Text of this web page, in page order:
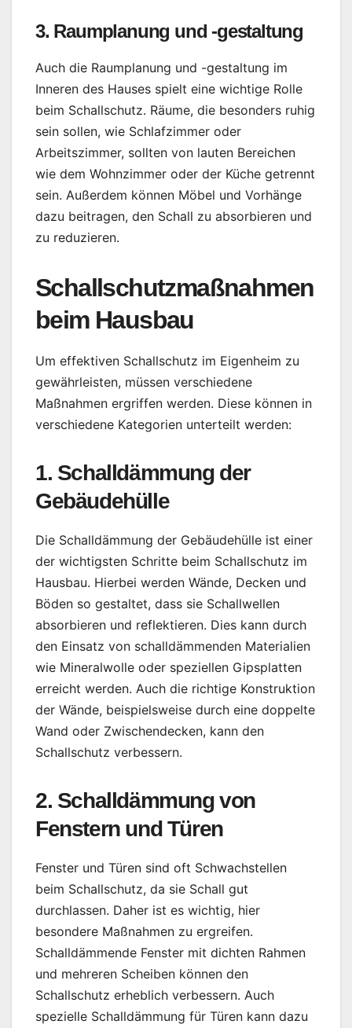
3. Raumplanung und -gestaltung
Auch die Raumplanung und -gestaltung im
Inneren des Hauses spielt eine wichtige Rolle
beim Schallschutz. Räume, die besonders ruhig
sein sollen, wie Schlafzimmer oder
Arbeitszimmer, sollten von lauten Bereichen
wie dem Wohnzimmer oder der Küche getrennt
sein. Außerdem können Möbel und Vorhänge
dazu beitragen, den Schall zu absorbieren und
zu reduzieren.
Schallschutzmaßnahmen
beim Hausbau
Um effektiven Schallschutz im Eigenheim zu
gewährleisten, müssen verschiedene
Maßnahmen ergriffen werden. Diese können in
verschiedene Kategorien unterteilt werden:
1. Schalldämmung der
Gebäudehülle
Die Schalldämmung der Gebäudehülle ist einer
der wichtigsten Schritte beim Schallschutz im
Hausbau. Hierbei werden Wände, Decken und
Böden so gestaltet, dass sie Schallwellen
absorbieren und reflektieren. Dies kann durch
den Einsatz von schalldämmenden Materialien
wie Mineralwolle oder speziellen Gipsplatten
erreicht werden. Auch die richtige Konstruktion
der Wände, beispielsweise durch eine doppelte
Wand oder Zwischendecken, kann den
Schallschutz verbessern.
2. Schalldämmung von
Fenstern und Türen
Fenster und Türen sind oft Schwachstellen
beim Schallschutz, da sie Schall gut
durchlassen. Daher ist es wichtig, hier
besondere Maßnahmen zu ergreifen.
Schalldämmende Fenster mit dichten Rahmen
und mehreren Scheiben können den
Schallschutz erheblich verbessern. Auch
spezielle Schalldämmung für Türen kann dazu